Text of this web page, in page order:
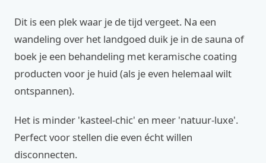
Dit is een plek waar je de tijd vergeet. Na een
wandeling over het landgoed duik je in de sauna of
boek je een behandeling met keramische coating
producten voor je huid (als je even helemaal wilt
ontspannen).
Het is minder 'kasteel-chic' en meer 'natuur-luxe'.
Perfect voor stellen die even écht willen
disconnecten.